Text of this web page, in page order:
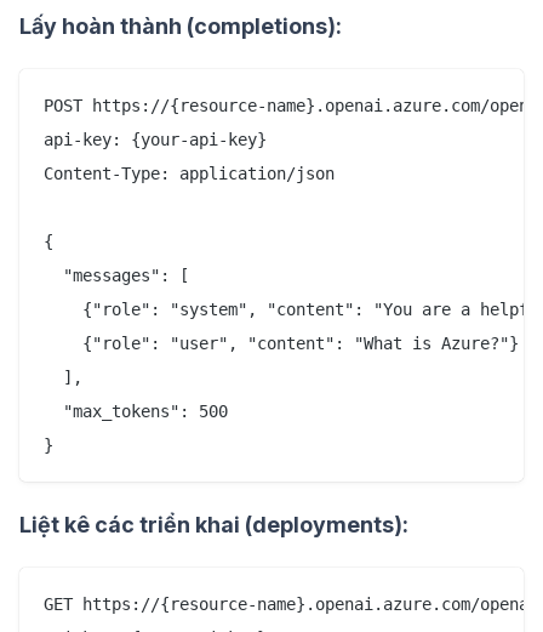
Lấy hoàn thành (completions):
POST https://{resource-name}.openai.azure.com/
api-key: {your-api-key}
Content-Type: application/json
{
  "messages": [
{"role": "system", "content": "You are a
    {"role": "user", "content": "What is Azure?"}
  ],
  "max_tokens": 500
Liệt kê các triển khai (deployments):
GET https://{resource-name}.openai.azure.com/